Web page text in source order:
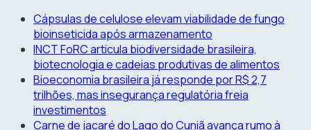
Skip
content
Cápsulas de celulose elevam viabilidade de fungo
bioinseticida após armazenamento
INCT FoRC articula biodiversidade brasileira,
biotecnologia e cadeias produtivas de alimentos
Bioeconomia brasileira já responde por R$ 2,7
trilhões, mas insegurança regulatória freia
investimentos
Carne de jacaré do Lago do Cuniã avança rumo à